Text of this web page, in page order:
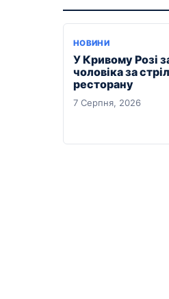
НОВИНИ
У Кривому Розі
чоловіка за
ресторану
7 Серпня, 2026